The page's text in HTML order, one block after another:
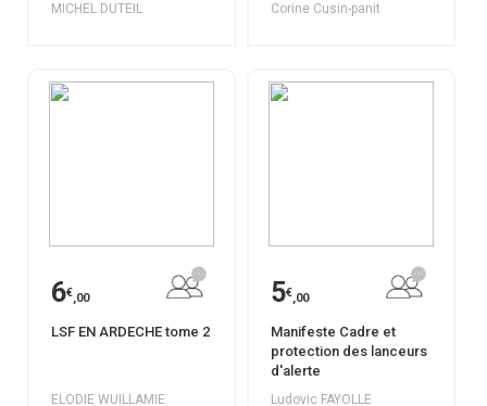
MICHEL DUTEIL Corine Cusin-panit
6€,00
LSF EN ARDECHE tome 2
ELODIE WUILLAMIE
5€,00
Manifeste Cadre et
protection des lanceurs
d'alerte
Ludovic FAYOLLE